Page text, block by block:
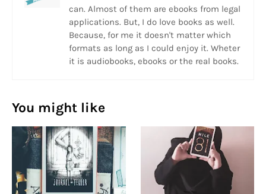
can. Almost of them are ebooks from legal
applications. But, I do love books as well.
Because, for me it doesn't matter which
formats as long as I could enjoy it. Wheter
it is audiobooks, ebooks or the real books.
You might like